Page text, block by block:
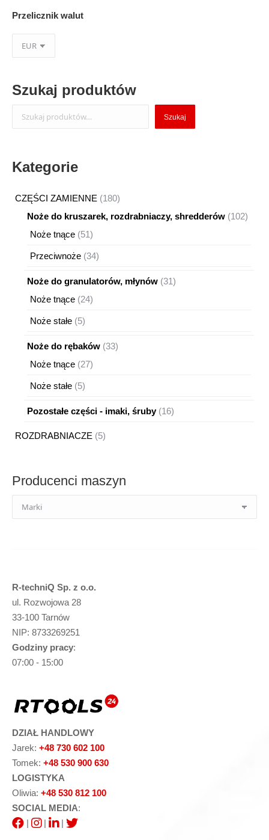
Przelicznik walut
Szukaj produktów
Szukaj
Kategorie
CZĘŚCI ZAMIENNE 180180
produktów
Noże do kruszarek, rozdrabniaczy, shredderów 102102
Noże tnące 5151
Przeciwnoże 3434
Noże do granulatorów, młynów 3131
Noże tnące 2424
Noże stałe 55
Noże do rębaków 3333
Noże tnące 2727
Noże stałe 55
Pozostałe części - imaki, śruby 1616
ROZDRABNIACZE
55
Producenci maszyn
R-techniQ Sp. z o.o.
ul. Rozwojowa 28
33-100 Tarnów
NIP: 8733269251
Godziny pracy:
07:00 - 15:00
DZIAŁ HANDLOWY
Jarek: +48 730 602 100
Tomek: +48 530 900 630
LOGISTYKA
Oliwia: +48 530 812 100
SOCIAL MEDIA:
|
| |